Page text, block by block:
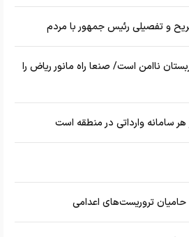
و تفصیلی رئیس جمهور با مردم
ناامن است/ صنعا راه مانور ریاض را
هر سامانه وارداتی در منطقه است
حامیان تروریست‌های اعدامی